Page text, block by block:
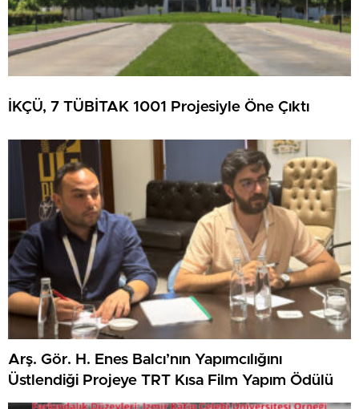
İKÇÜ, 7 TÜBİTAK 1001 Projesiyle Öne Çıktı
Arş. Gör. H. Enes Balcı’nın Yapımcılığını
Üstlendiği Projeye TRT Kısa Film Yapım Ödülü